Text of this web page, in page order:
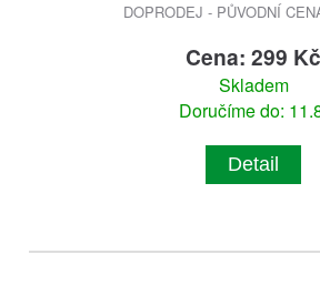
DOPRODEJ - PŮVODNÍ
Cena: 299 Kč
Skladem
Doručíme do:
Detail